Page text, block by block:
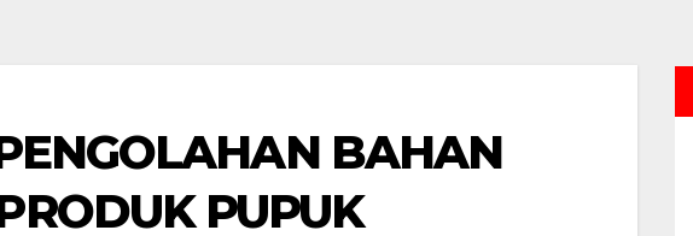
BAHAN
PUPUK